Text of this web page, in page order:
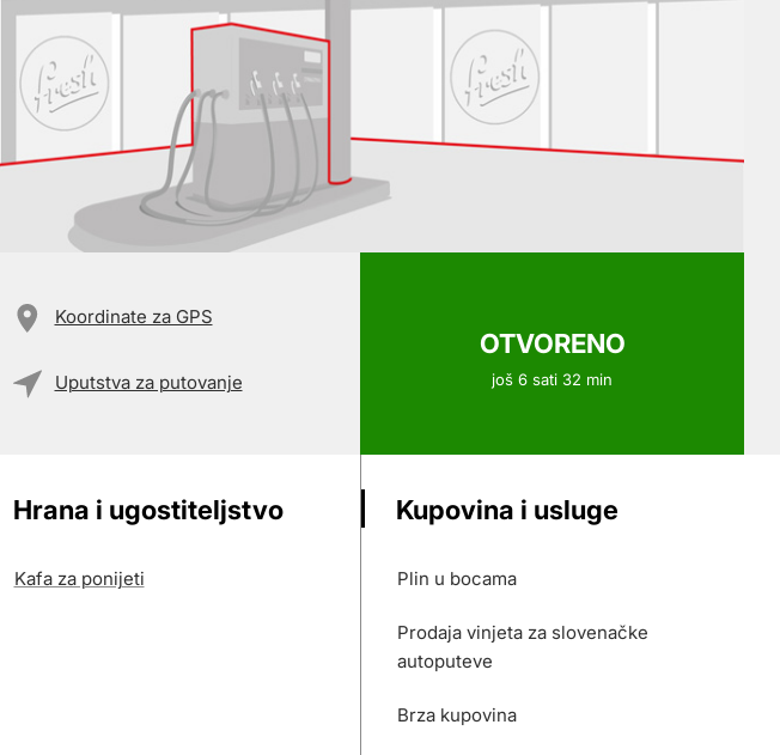
OTVORENO
još 6 sati 32 min
Koordinate za GPS
Uputstva za putovanje
Hrana i ugostiteljstvo
Kafa za ponijeti
Kupovina i usluge
Plin u bocama
Prodaja vinjeta za slovenačke
autoputeve
Brza kupovina